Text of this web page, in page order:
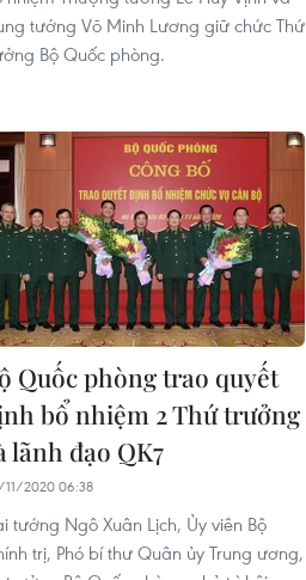
tướng Võ Minh Lương giữ chức Thứ
Bộ Quốc phòng.
Quốc phòng trao quyết
bổ nhiệm 2 Thứ trưởng
lãnh đạo QK7
2020 06:38
tướng Ngô Xuân Lịch, Ủy viên Bộ
trị, Phó bí thư Quân ủy Trung ương,